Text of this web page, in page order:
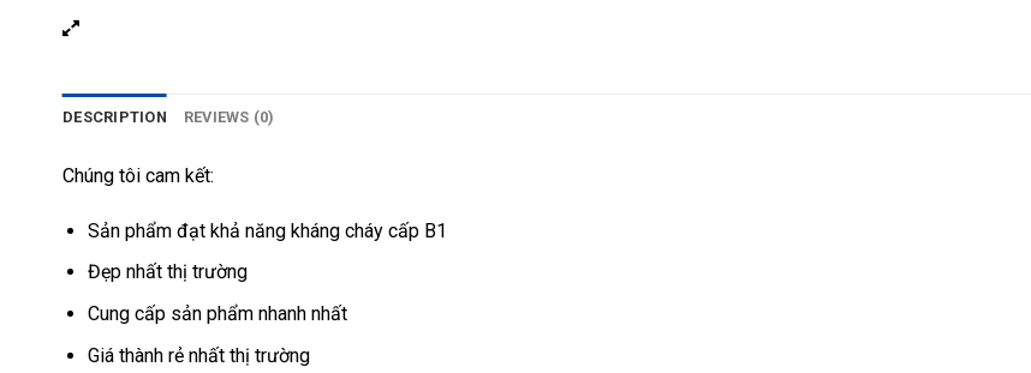
DESCRIPTION REVIEWS (0)
Chúng tôi cam kết:
Sản phẩm đạt khả năng kháng cháy cấp B1
Đẹp nhất thị trường
Cung cấp sản phẩm nhanh nhất
Giá thành rẻ nhất thị trường